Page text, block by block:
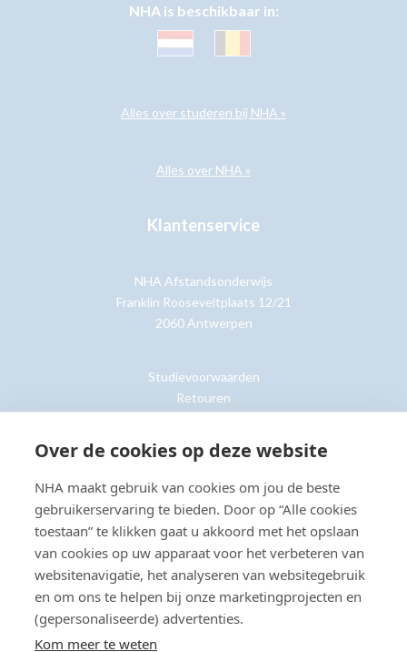
Over de cookies op deze website
NHA maakt gebruik van cookies om jou de beste
gebruikerservaring te bieden. Door op “Alle cookies
toestaan” te klikken gaat u akkoord met het opslaan
van cookies op uw apparaat voor het verbeteren van
websitenavigatie, het analyseren van websitegebruik
en om ons te helpen bij onze marketingprojecten en
(gepersonaliseerde) advertenties.
Kom meer te weten
NHA is beschikbaar in:
Alles over studeren bij NHA »
Alles over NHA »
Klantenservice
NHA Afstandsonderwijs
Franklin Rooseveltplaats 12/21
2060 Antwerpen
Studievoorwaarden
Retouren
Klantenservice »
© Copyright 2026 NHA Privacy- en cookieverklaring
Sitemap
Toegankelijkheidsverklaring
Beoordeling:8.8door2201